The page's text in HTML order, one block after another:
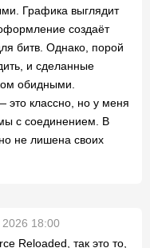
Графика выглядит
создаёт
битв. Однако, порой
и сделанные
обидными.
это классно, но у меня
с соединением. В
не лишена своих
18:00
Reloaded, так это то,